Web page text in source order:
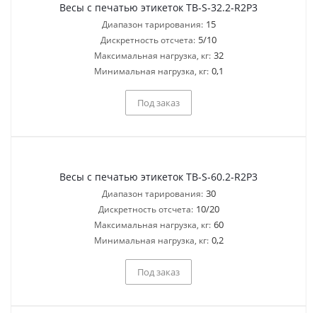
Весы с печатью этикеток TB-S-32.2-R2P3
Диапазон тарирования: 15
Дискретность отсчета: 5/10
Максимальная нагрузка, кг: 32
Минимальная нагрузка, кг: 0,1
Под заказ
Весы с печатью этикеток TB-S-60.2-R2P3
Диапазон тарирования: 30
Дискретность отсчета: 10/20
Максимальная нагрузка, кг: 60
Минимальная нагрузка, кг: 0,2
Под заказ